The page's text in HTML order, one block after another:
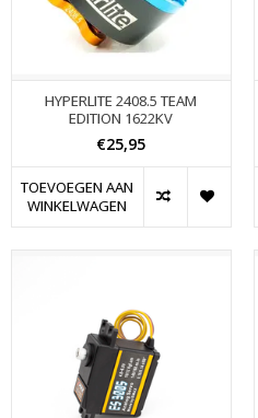
HYPERLITE 2408.5 TEAM
EDITION 1622KV
€25,95
TOEVOEGEN AAN
WINKELWAGEN